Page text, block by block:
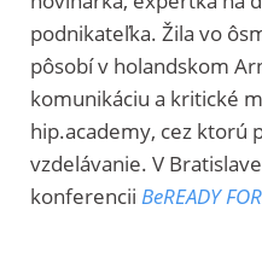
podnikateľka. Žila vo
pôsobí v holandskom
komunikáciu a kritické
hip.academy, cez ktorú
vzdelávanie. V
konferencii BeREADY